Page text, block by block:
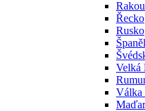
Řecko
Rusko
Velká
Válka